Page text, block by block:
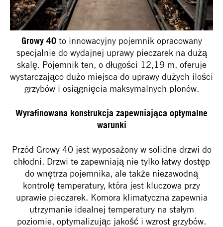
Growy 40to innowacyjny pojemnik opracowany
specjalnie do wydajnej uprawy pieczarek na dużą
skalę. Pojemnik ten, o długości 12,19 m, oferuje
wystarczająco dużo miejsca do uprawy dużych ilości
grzybów i osiągnięcia maksymalnych plonów.
Wyrafinowana konstrukcja zapewniająca optymalne
warunki
Przód Growy 40 jest wyposażony w solidne drzwi do
chłodni. Drzwi te zapewniają nie tylko łatwy dostęp
do wnętrza pojemnika, ale także niezawodną
kontrolę temperatury, która jest kluczowa przy
uprawie pieczarek. Komora klimatyczna zapewnia
utrzymanie idealnej temperatury na stałym
poziomie, optymalizując jakość i wzrost grzybów.